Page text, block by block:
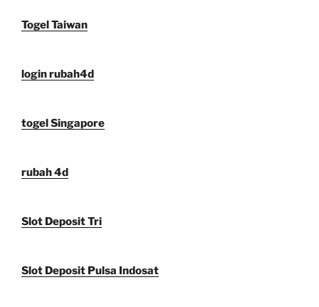
Togel Taiwan
login rubah4d
togel Singapore
rubah 4d
Slot Deposit Tri
Slot Deposit Pulsa Indosat